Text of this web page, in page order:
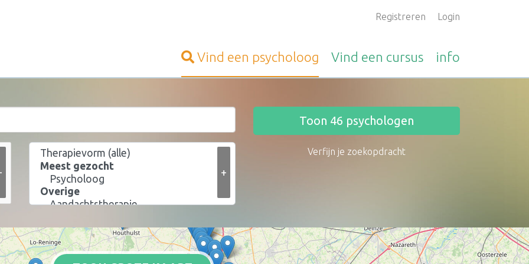
Registreren Login
Vind een psycholoog Vind een cursus info
+
Toon 46 psychologen
Verfijn je zoekopdracht